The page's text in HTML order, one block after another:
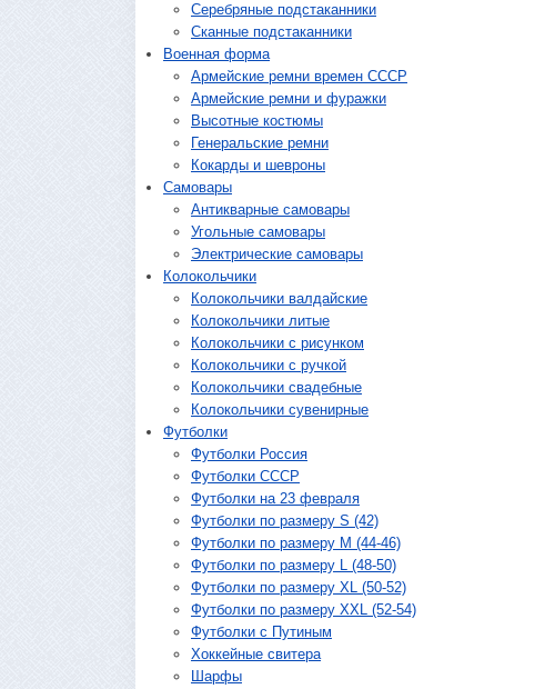
Серебряные подстаканники
Сканные подстаканники
Военная форма
Армейские ремни времен СССР
Армейские ремни и фуражки
Высотные костюмы
Генеральские ремни
Кокарды и шевроны
Cамовары
Антикварные самовары
Угольные самовары
Электрические самовары
Колокольчики
Колокольчики валдайские
Колокольчики литые
Колокольчики с рисунком
Колокольчики с ручкой
Колокольчики свадебные
Колокольчики сувенирные
Футболки
Футболки Россия
Футболки СССР
Футболки на 23 февраля
Футболки по размеру S (42)
Футболки по размеру М (44-46)
Футболки по размеру L (48-50)
Футболки по размеру XL (50-52)
Футболки по размеру XXL (52-54)
Футболки с Путиным
Хоккейные свитера
Шарфы